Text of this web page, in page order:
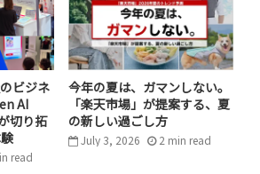
、そういった傾向があるのかもしれ
ゃんとおせちを食べれば、縁起の良
れません！ペットとの生活がより楽
スタイルや新しい体験をもたらす
場」で探してみませんか？
ビジネ
AI
切り拓
read
今年の夏は、ガマンしない。
「楽天市場」が提案する、夏
の新しい過ごし方
July 3, 2026 2 min read